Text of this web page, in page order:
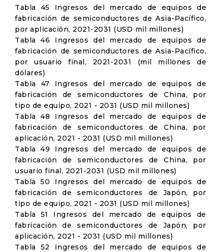
Tabla 45 Ingresos del mercado de equipos de
fabricación de semiconductores de Asia-Pacífico,
por aplicación, 2021-2031 (USD mil millones)
Tabla 46 Ingresos del mercado de equipos de
fabricación de semiconductores de Asia-Pacífico,
por usuario final, 2021-2031 (mil millones de
dólares)
Tabla 47 Ingresos del mercado de equipos de
fabricación de semiconductores de China, por
tipo de equipo, 2021 - 2031 (USD mil millones)
Tabla 48 Ingresos del mercado de equipos de
fabricación de semiconductores de China, por
aplicación, 2021 - 2031 (USD mil millones)
Tabla 49 Ingresos del mercado de equipos de
fabricación de semiconductores de China, por
usuario final, 2021-2031 (USD mil millones)
Tabla 50 Ingresos del mercado de equipos de
fabricación de semiconductores de Japón, por
tipo de equipo, 2021 - 2031 (USD mil millones)
Tabla 51 Ingresos del mercado de equipos de
fabricación de semiconductores de Japón, por
aplicación, 2021 - 2031 (USD mil millones)
Tabla 52 Ingresos del mercado de equipos de